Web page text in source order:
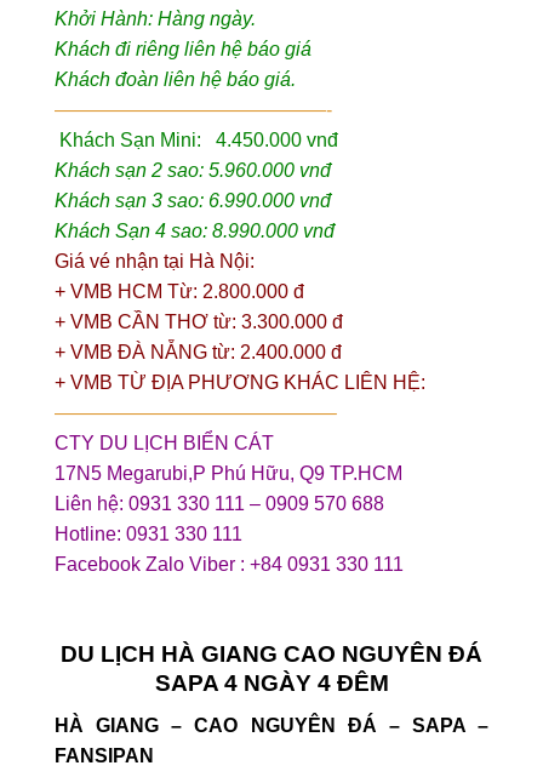
Khởi Hành: Hàng ngày.
Khách đi riêng liên hệ báo giá
Khách đoàn liên hệ báo giá.
——————————————-
Khách Sạn Mini: 4.450.000 vnđ
Khách sạn 2 sao: 5.960.000 vnđ
Khách sạn 3 sao: 6.990.000 vnđ
Khách Sạn 4 sao: 8.990.000 vnđ
Giá vé nhận tại Hà Nội:
+ VMB HCM Từ: 2.800.000 đ
+ VMB CẦN THƠ từ: 3.300.000 đ
+ VMB ĐÀ NẴNG từ: 2.400.000 đ
+ VMB TỪ ĐỊA PHƯƠNG KHÁC LIÊN HỆ:
——————————————–
CTY DU LỊCH BIỂN CÁT
17N5 Megarubi,P Phú Hữu, Q9 TP.HCM
Liên hệ: 0931 330 111 – 0909 570 688
Hotline: 0931 330 111
Facebook Zalo Viber : +84 0931 330 111
DU LỊCH HÀ GIANG CAO NGUYÊN ĐÁ
SAPA 4 NGÀY 4 ĐÊM
HÀ GIANG – CAO NGUYÊN ĐÁ – SAPA –
FANSIPAN